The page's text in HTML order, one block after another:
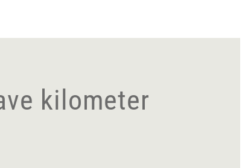
kilometer